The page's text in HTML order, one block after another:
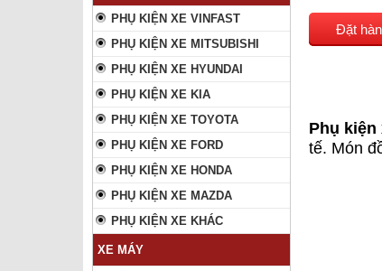
PHỤ KIỆN XE VINFAST
PHỤ KIỆN XE MITSUBISHI
PHỤ KIỆN XE HYUNDAI
PHỤ KIỆN XE KIA
PHỤ KIỆN XE TOYOTA
PHỤ KIỆN XE FORD
PHỤ KIỆN XE HONDA
PHỤ KIỆN XE MAZDA
PHỤ KIỆN XE KHÁC
XE MÁY
Đặt
Phụ kiện
tế. Món